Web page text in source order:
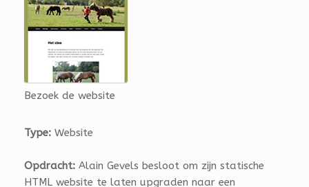
Bezoek de website
Type: Website
Opdracht: Alain Gevels besloot om zijn statische
HTML website te laten upgraden naar een